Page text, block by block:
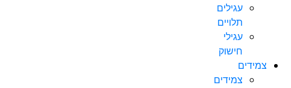
עגילים
תלויים
עגילי
חישוק
צמידים
צמידים